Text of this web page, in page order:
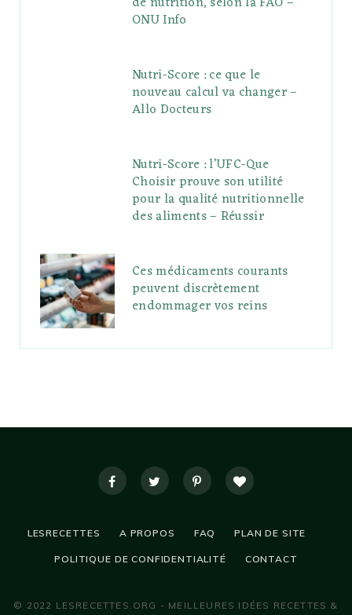
ONU Info
Nutri-Score : ce que le
nouveau calcul va changer –
Allo Docteurs
Nutri-Score : l’UFC-Que
Choisir prouve son utilité
pour la qualité nutritionnelle
des aliments – Réussir
Ces médicaments courants
peuvent discrètement
endommager vos reins
LESRECETTES A PROPOS FAQ PLAN DE SITE
POLITIQUE DE CONFIDENTIALITÉ CONTACT
© 2022 LESRECETTES.ORG - MEILLEURES IDÉES RECETTES &